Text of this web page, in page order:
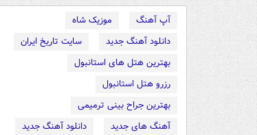
آپ آهنگ
موزیک شاه
دانلود آهنگ جدید
سایت تاریخ ایران
بهترین هتل های استانبول
رزرو هتل استانبول
بهترین جراح بینی ترمیمی
آهنگ های جدید
دانلود آهنگ جدید